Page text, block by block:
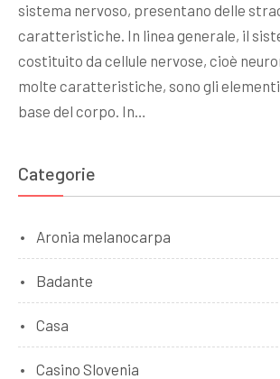
sistema nervoso, presentano delle
caratteristiche. In linea generale, il
costituito da cellule nervose, cioè
molte caratteristiche, sono gli
base del corpo. In…
Categorie
Aronia melanocarpa
Badante
Casa
Casino Slovenia